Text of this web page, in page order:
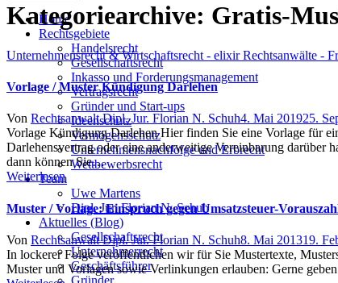
Home
Rechtsgebiete
Handelsrecht
Gesellschaftsrecht
Inkasso und Forderungsmanagement
Vertragsrecht
Gründer und Start-ups
Ideenschutz
Vermögensschutz
Unternehmensnachfolge und Erbrecht
Wettbewerbsrecht
Team
Uwe Martens
Dipl. Jur. Florian N. Schuh
Aktuelles (Blog)
Gesellschaftsrecht
Unternehmerrecht
Geschäftsführer
Gründer
Kategoriearchive: Gratis-
Unternehmensrecht & Wirtschaftsrecht - elixir Rechtsanwälte -
Vorlage / Muster Kündigung Darlehen
Author
Von Rechtsanwalt Dipl. Jur. Florian N. SchuhPosted
on
4. Mai 201925.
Vorlage Kündigung Darlehen Hier finden Sie eine Vorlage für
Darlehensvertrag oder eine anderweitige Vereinbarung darüber
dann können Sie…
Weiterlesen
Muster / Vorlage: Einspruch gegen Umsatzsteuer-
Author
Von Rechtsanwalt Dipl. Jur. Florian N. SchuhPosted
on
8. Mai 201319.
In lockerer Folge veröffentlichen wir für Sie Mustertexte,
Muster und Vorlagen sowie Verlinkungen erlauben: Gerne